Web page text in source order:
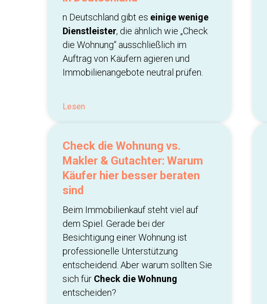
n Deutschland gibt es einige wenige
Dienstleister, die ähnlich wie „Check
die Wohnung“ ausschließlich im
Auftrag von Käufern agieren und
Immobilienangebote neutral prüfen.
Lesen
Check die Wohnung vs.
Makler & Gutachter: Warum
Käufer hier besser beraten
sind
Beim Immobilienkauf steht viel auf
dem Spiel. Gerade bei der
Besichtigung einer Wohnung ist
professionelle Unterstützung
entscheidend. Aber warum sollten Sie
sich für Check die Wohnung
entscheiden?